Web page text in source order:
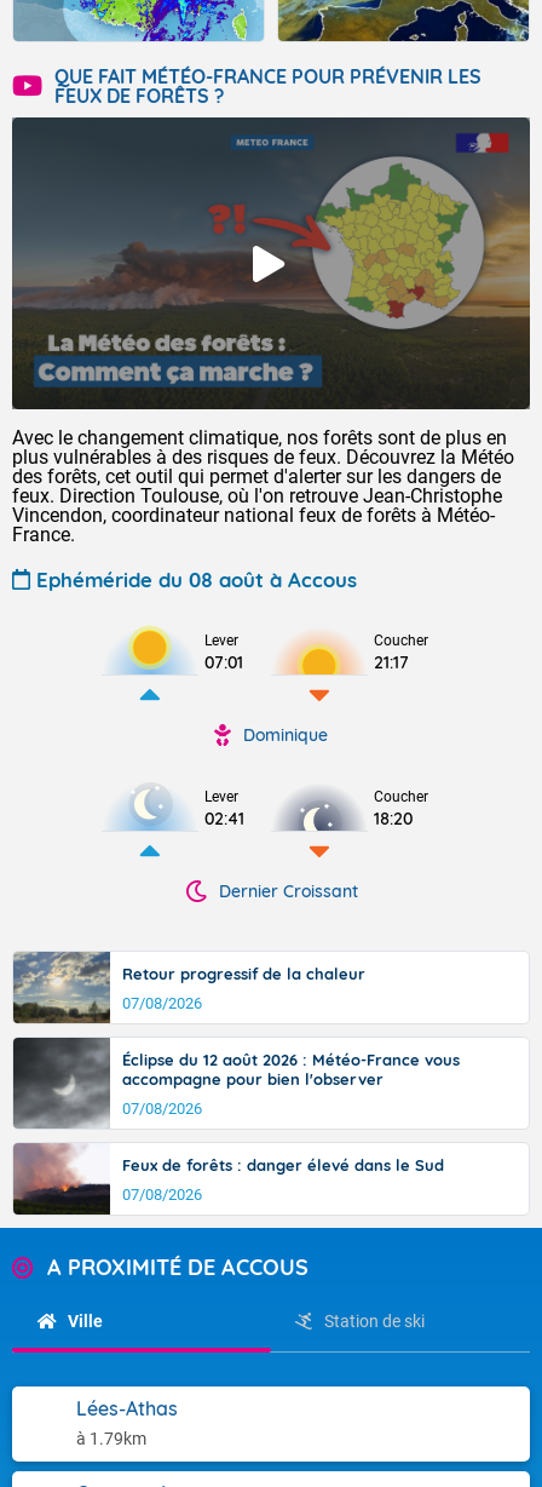
QUE FAIT MÉTÉO-FRANCE POUR PRÉVENIR LES
FEUX DE FORÊTS ?
Avec le changement climatique, nos forêts sont de plus en
plus vulnérables à des risques de feux. Découvrez la Météo
des forêts, cet outil qui permet d'alerter sur les dangers de
feux. Direction Toulouse, où l'on retrouve Jean-Christophe
Vincendon, coordinateur national feux de forêts à Météo-
France.
Ephéméride du 08 août à Accous
Lever
07:01
Coucher
21:17
Dominique
Lever
02:41
Coucher
18:20
Dernier Croissant
Retour progressif de la chaleur
07/08/2026
Éclipse du 12 août 2026 : Météo-France vous
accompagne pour bien l'observer
07/08/2026
Feux de forêts : danger élevé dans le Sud
07/08/2026
A PROXIMITÉ DE ACCOUS
Ville Station de ski
Lées-Athas
à 1.79km